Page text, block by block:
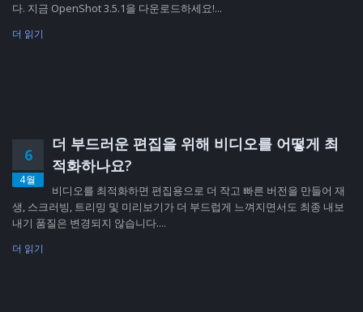
다. 지금 OpenShot 3.5.1을 다운로드하세요!...
더 읽기
6
4월
더 부드러운 편집을 위해 비디오를 어떻게 최
적화하나요?
비디오를 최적화하면 편집용으로 더 작고 빠른 버전을 만들어 재
생, 스크러빙, 트리밍 및 미리보기가 더 부드럽게 느껴지면서도 최종 내보
내기 품질은 변경되지 않습니다....
더 읽기